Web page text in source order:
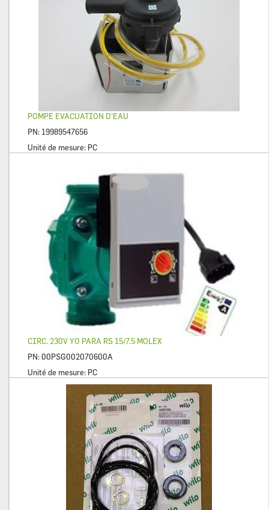
POMPE EVACUATION D'EAU
PN: 19989547656
Unité de mesure: PC
CIRC. 230V YO PARA RS 15/7.5 MOLEX
PN:00PSG002070600A
Unité de mesure: PC